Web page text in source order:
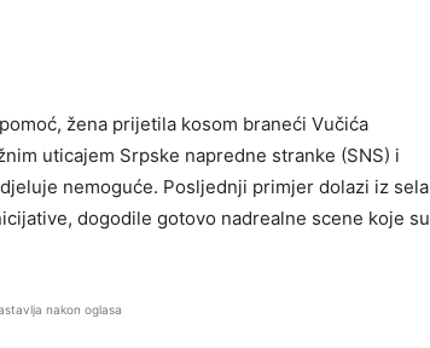
žena prijetila kosom braneći Vučića
uticajem Srpske napredne stranke (SNS) i
nemoguće. Posljednji primjer dolazi iz sela
dogodile gotovo nadrealne scene koje su
nakon oglasa